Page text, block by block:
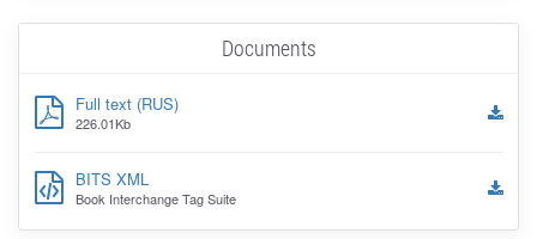
Documents
Full text (RUS)
226.01Kb
BITS XML
Book Interchange Tag Suite